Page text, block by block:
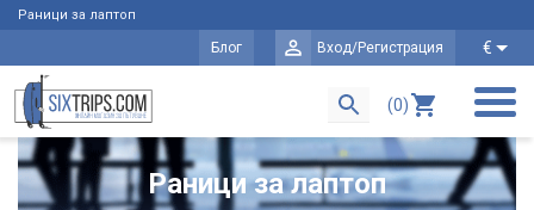
Раници за лаптоп
Блог Вход/Регистрация €
(0)
Раници за лаптоп